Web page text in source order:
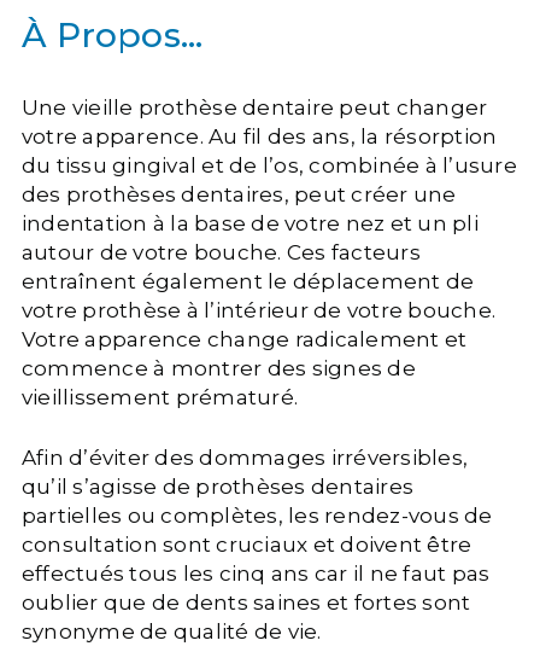
À Propos…
Une vieille prothèse dentaire peut changer
votre apparence. Au fil des ans, la résorption
du tissu gingival et de l’os, combinée à l’usure
des prothèses dentaires, peut créer une
indentation à la base de votre nez et un pli
autour de votre bouche. Ces facteurs
entraînent également le déplacement de
votre prothèse à l’intérieur de votre bouche.
Votre apparence change radicalement et
commence à montrer des signes de
vieillissement prématuré.
Afin d’éviter des dommages irréversibles,
qu’il s’agisse de prothèses dentaires
partielles ou complètes, les rendez-vous de
consultation sont cruciaux et doivent être
effectués tous les cinq ans car il ne faut pas
oublier que de dents saines et fortes sont
synonyme de qualité de vie.